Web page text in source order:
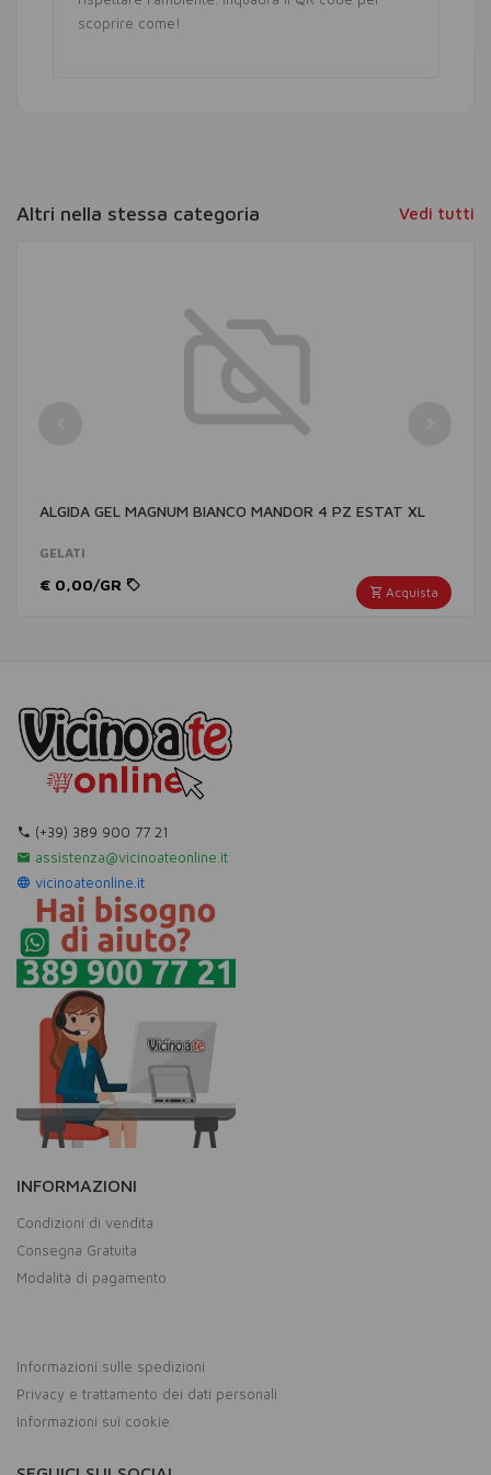
scoprire come!
Altri nella stessa categoria Vedi tutti
ALGIDA GEL MAGNUM BIANCO MANDOR 4 PZ ESTAT XL
GELATI
Acquista
€ 0,00/GR
(+39) 389 900 77 21
assistenza@vicinoateonline.it
vicinoateonline.it
INFORMAZIONI
Condizioni di vendita
Consegna Gratuita
Modalità di pagamento
Informazioni sulle spedizioni
Privacy e trattamento dei dati personali
Informazioni sui cookie